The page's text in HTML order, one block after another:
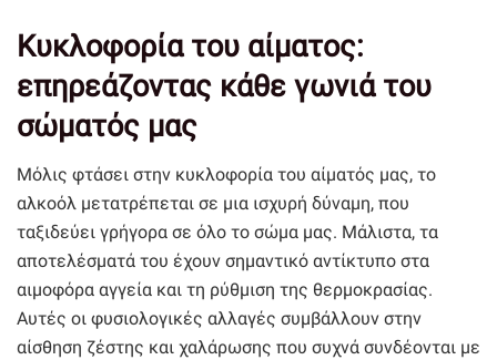
Κυκλοφορία του αίματος:
επηρεάζοντας κάθε γωνιά του
σώματός μας
Μόλις φτάσει στην κυκλοφορία του αίματός μας, το
αλκοόλ μετατρέπεται σε μια ισχυρή δύναμη, που
ταξιδεύει γρήγορα σε όλο το σώμα μας. Μάλιστα, τα
αποτελέσματά του έχουν σημαντικό αντίκτυπο στα
αιμοφόρα αγγεία και τη ρύθμιση της θερμοκρασίας.
Αυτές οι φυσιολογικές αλλαγές συμβάλλουν στην
αίσθηση ζέστης και χαλάρωσης που συχνά συνδέονται με